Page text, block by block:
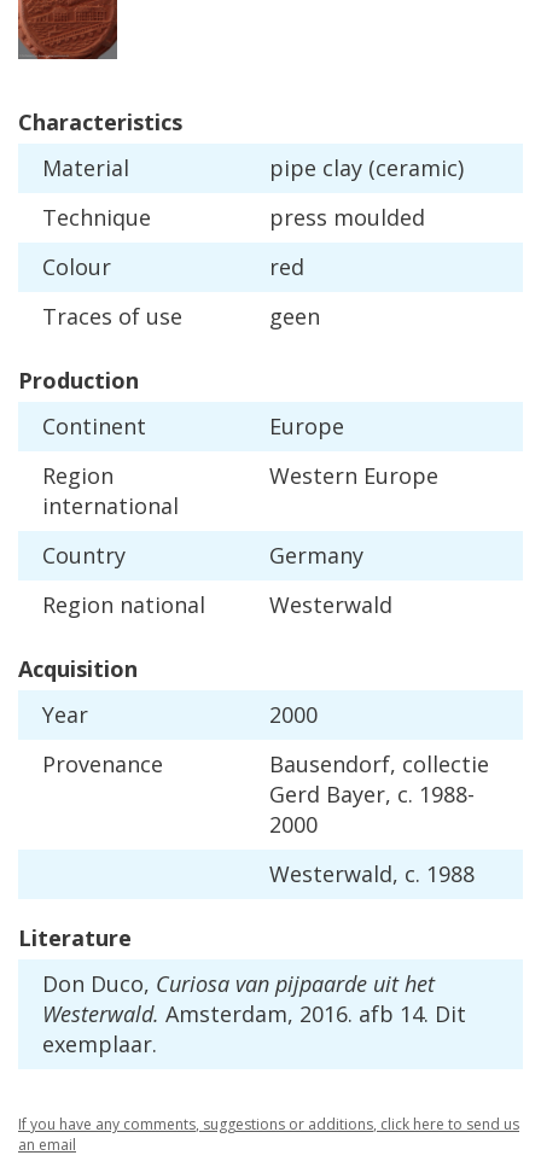
Characteristics
Material
pipe clay (ceramic)
Technique
press moulded
Colour
red
Traces of use geen
Production
Continent
Europe
Region
international
Western Europe
Country
Germany
Region national Westerwald
Acquisition
Year
2000
Provenance
Bausendorf, collectie
Gerd Bayer, c. 1988-
2000
Westerwald, c. 1988
Literature
Don Duco, Curiosa van pijpaarde uit het
Westerwald. Amsterdam, 2016. afb 14. Dit
exemplaar.
Ifyou have any comments, suggestions or additions, click here to send us
an email